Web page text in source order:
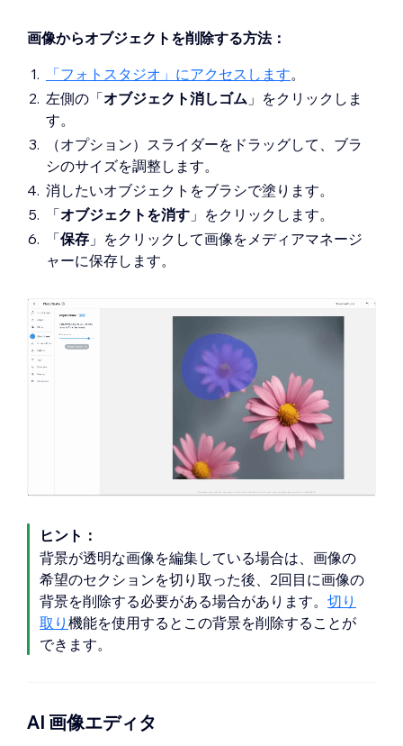
画像からオブジェクトを削除する方法：
「フォトスタジオ」にアクセスします。
左側の「オブジェクト消しゴム 」 をクリックしま
す。
（オプション）スライダーをドラッグして、ブラ
シのサイズを調整します。
消したいオブジェクトをブラシで塗ります。
「オブジェクトを消す 」をクリックします。
「保存 」をクリックして画像をメディアマネージ
ャーに保存します。
ヒント：
背景が透明な画像を編集している場合は、画像の
希望のセクションを切り取った後、2回目に画像の
背景を削除する必要がある場合があります。 切り
取り 機能を使用するとこの背景を削除することが
できます。
AI 画像エディタ